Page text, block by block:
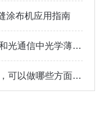
涂布机应用指南
波导树脂材料——用于光波导器件和光通信中光学薄膜应用
如果影响到涂胶显影机的生产速率，可以做哪些方面的改进